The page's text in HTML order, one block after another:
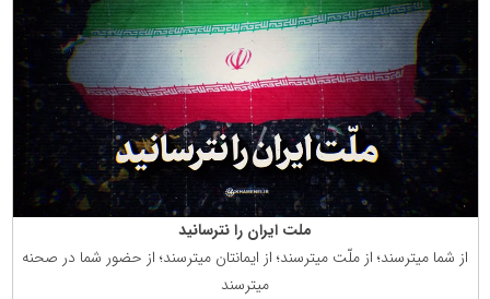
ملت ایران را نترسانید
از شما میترسند؛ از ملّت میترسند؛ از ایمانتان میترسند؛ از حضور شما در صحنه
میترسند